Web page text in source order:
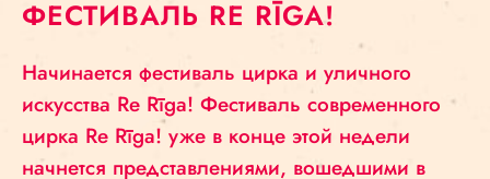
ФЕСТИВАЛЬ RE RĪGA!
Начинается фестиваль цирка и уличного
искусства Re Rīga! Фестиваль современного
цирка Re Rīga! уже в конце этой недели
начнется представлениями, вошедшими в